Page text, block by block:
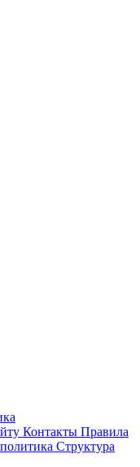
Контакты Правила
Структура